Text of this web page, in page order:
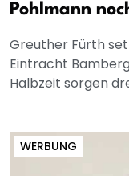
Pohlmann
Greuther Fürth
Eintracht
Halbzeit sorgen
WERBUNG